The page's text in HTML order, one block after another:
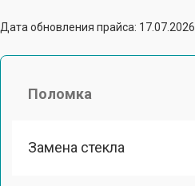
Дата обновления прайса: 17.07.2026
Поломка
Замена стекла